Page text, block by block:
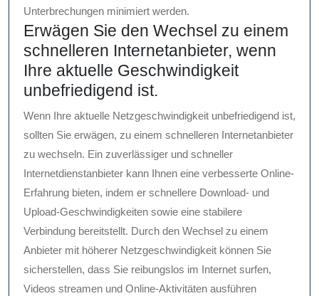
Unterbrechungen minimiert werden.
Erwägen Sie den Wechsel zu einem
schnelleren Internetanbieter, wenn
Ihre aktuelle Geschwindigkeit
unbefriedigend ist.
Wenn Ihre aktuelle Netzgeschwindigkeit unbefriedigend ist,
sollten Sie erwägen, zu einem schnelleren Internetanbieter
zu wechseln. Ein zuverlässiger und schneller
Internetdienstanbieter kann Ihnen eine verbesserte Online-
Erfahrung bieten, indem er schnellere Download- und
Upload-Geschwindigkeiten sowie eine stabilere
Verbindung bereitstellt. Durch den Wechsel zu einem
Anbieter mit höherer Netzgeschwindigkeit können Sie
sicherstellen, dass Sie reibungslos im Internet surfen,
Videos streamen und Online-Aktivitäten ausführen